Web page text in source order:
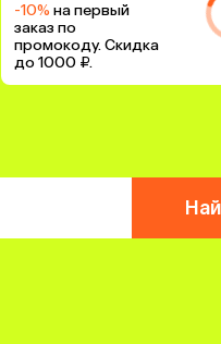
-10% на первый
заказ по
промокоду. Скидка
до 1000 ₽.